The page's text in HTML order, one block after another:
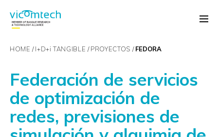
HOME I+D+i TANGIBLE PROYECTOS FEDORA
Federación de servicios
de optimización de
redes, previsiones de